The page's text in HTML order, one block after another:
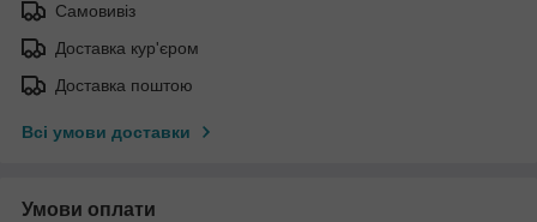
Самовивіз
Доставка кур'єром
Доставка поштою
Всі умови доставки
Умови оплати